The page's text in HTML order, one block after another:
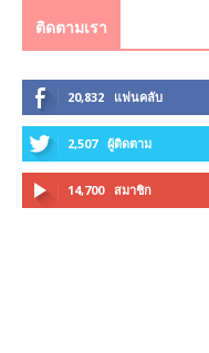
ติดตามเรา
20,832 แฟนคลับ
2,507 ผู้ติดตาม
14,700 สมาชิก